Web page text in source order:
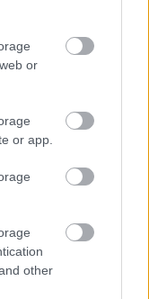
or
or app.
other
στις
τα
με τα μεγάλα